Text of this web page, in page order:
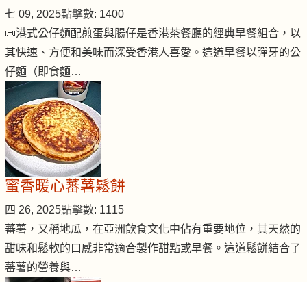
七 09, 2025點擊數: 1400
📜港式公仔麵配煎蛋與腸仔是香港茶餐廳的經典早餐組合，以
其快速、方便和美味而深受香港人喜愛。這道早餐以彈牙的公
仔麵（即食麵…
蜜香暖心蕃薯鬆餅
四 26, 2025點擊數: 1115
蕃薯，又稱地瓜，在亞洲飲食文化中佔有重要地位，其天然的
甜味和鬆軟的口感非常適合製作甜點或早餐。這道鬆餅結合了
蕃薯的營養與…